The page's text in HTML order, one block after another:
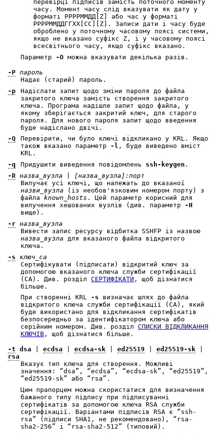
перевірці підписів замість поточного моменту
часу. Момент часу слід вказувати як дату у
форматі РРРРММДД[Z] або час у форматі
РРРРММДДГГХХ[СС][Z]. Записи дати і часу буде
оброблено у поточному часовому поясі системи,
якщо не вказано суфікс Z, і у часовому поясі
всесвітнього часу, якщо суфікс вказано.
Параметр -O можна вказувати декілька разів.
-P пароль
Надає (старий) пароль.
-p
Надіслати запит щодо зміни пароля до файла
закритого ключа замість створення закритого
ключа. Програма надішле запит щодо файла, у
якому зберігається закритий ключ, для старого
пароля. Для нового пароля запит щодо введення
буде надіслано двічі.
-Q
Перевірити, чи було ключі відкликано у KRL. Якщо
також вказано параметр -l , буде виведено вміст
KRL.
-q
Придушити виведення повідомлень ssh-keygen .
-R назва_вузла
[назва_вузла]:порт
Вилучає усі ключі, що належать до вказаної
назви_вузла
файла known_hosts . Цей параметр корисний для
вилучення хешованих вузлів (див. параметр -H
вище).
-r назва_вузла
Вивести запис ресурсу відбитка SSHFP із назвою
назва_вузла
ключа.
-s
ключ_ca
Сертифікувати (підписати) відкритий ключ за
допомогою вказаного ключа служби сертифікації
(CA). Див. розділ СЕРТИФІКАТИ , щоб дізнатися
більше.
При створенні KRL -s
відкритого ключа служби сертифікації (CA), який
буде використано для відкликання сертифікатів
безпосередньо за ідентифікатором ключа або
серійним номером. Див. розділ СПИСКИ ВІДКЛИКАННЯ
КЛЮЧІВ
, щоб дізнатися більше.
-t dsa ecdsa ecdsa-sk ed25519 ed25519-sk
rsa
Вказує тип ключа для створення. Можливі
значення: “dsa”, “ecdsa”, “ecdsa-sk”, “ed25519”,
“ed25519-sk” або “rsa”.
Цим прапорцем можна скористатися для визначення
бажаного типу підпису при підписуванні
сертифікатів за допомогою ключа RSA служби
сертифікації. Варіантами підписів RSA є “ssh-
rsa” (підписи SHA1, не рекомендовано), “rsa-
sha2-256” і “rsa-sha2-512” (типовий).